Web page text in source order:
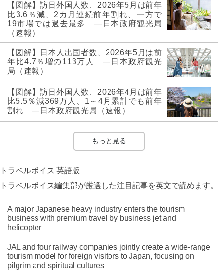
【図解】訪日外国人数、2026年5月は前年
比3.6％減、2カ月連続前年割れ、一方で
19市場では過去最多 ―日本政府観光局
（速報）
【図解】日本人出国者数、2026年5月は前
年比4.7％増の113万人 ―日本政府観光
局（速報）
【図解】訪日外国人数、2026年4月は前年
比5.5％減369万人、1～4月累計でも前年
割れ ―日本政府観光局（速報）
もっと見る
トラベルボイス 英語版
トラベルボイス編集部が厳選した注目記事を英文で読めます。
A major Japanese heavy industry enters the tourism
business with premium travel by business jet and
helicopter
JAL and four railway companies jointly create a wide-range
tourism model for foreign visitors to Japan, focusing on
pilgrim and spiritual cultures